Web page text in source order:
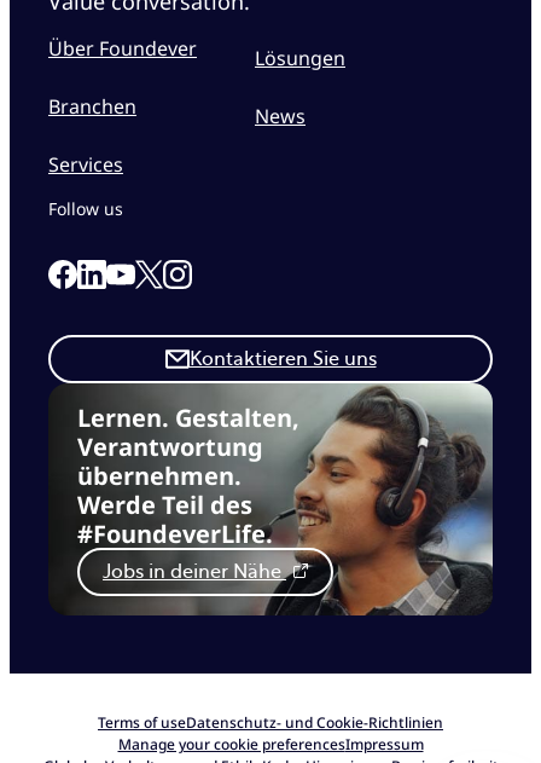
Über Foundever
Branchen
Services
Lösungen
News
Lernen. Gestalten,
Verantwortung
übernehmen.
Werde Teil des
#FoundeverLife.
Jobs in deiner Nähe
Kontaktieren Sie uns
Follow us
Link to our Facebook page
Link to our Linkedin page
Link to our Youtube page
Link to our X page
Link to our Instagram page
Terms of useDatenschutz- und Cookie-Richtlinien
Manage your cookie preferencesImpressum